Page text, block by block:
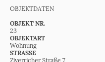
OBJEKTDATEN
OBJEKT NR.
23
OBJEKTART
Wohnung
STRASSE
Ziverricher Straße 7